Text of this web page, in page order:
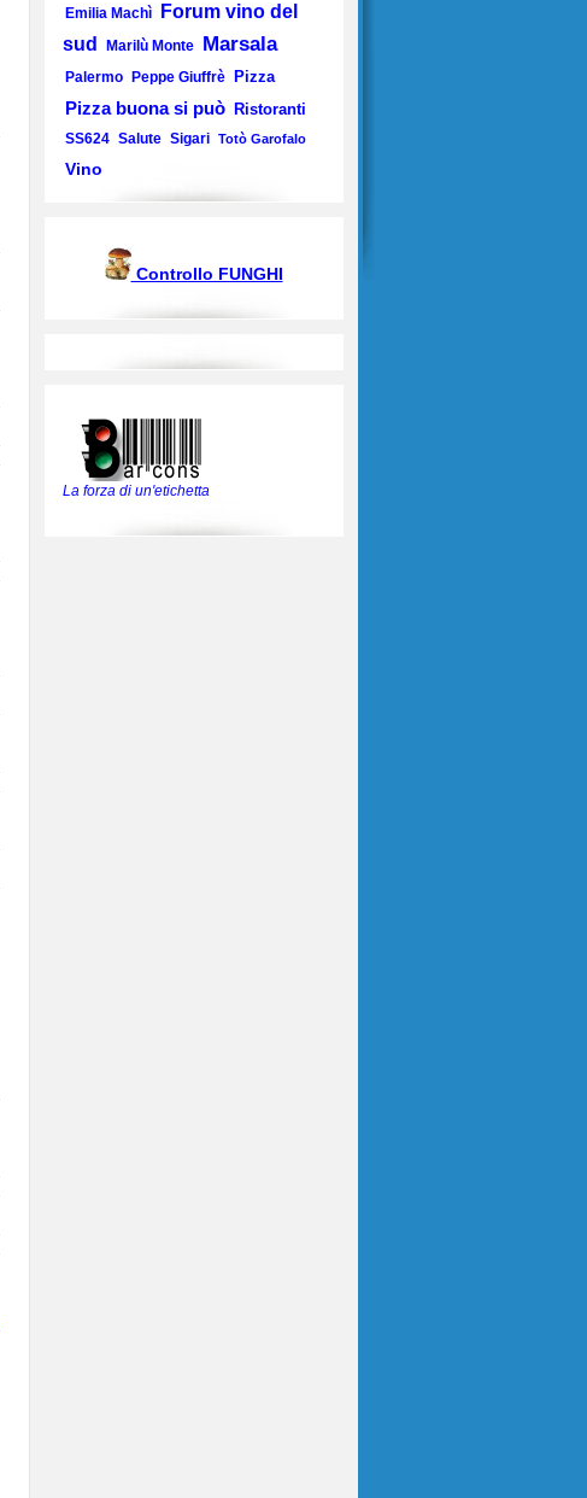
Emilia Machì
Forum vino del
sud
Marilù Monte Marsala
Palermo Peppe Giuffrè Pizza
Pizza buona si può Ristoranti
SS624 Salute Sigari Totò Garofalo
Vino
Controllo FUNGHI
La forza di un'etichetta